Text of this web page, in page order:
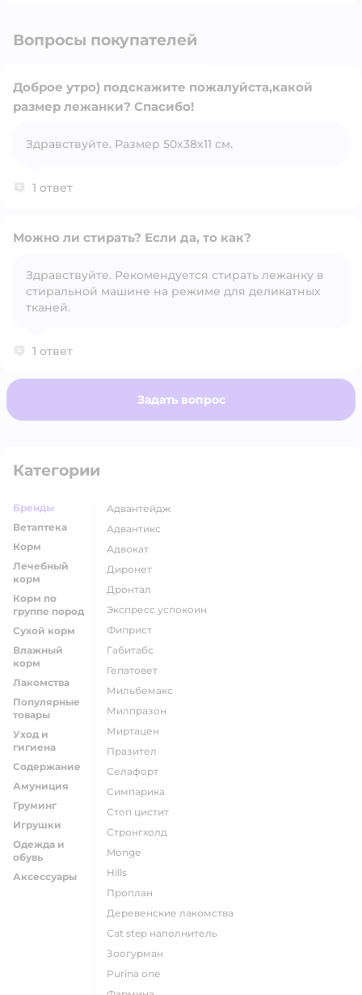
Вопросы покупателей
Открыть вопрос
Доброе утро) подскажите пожалуйста,какой
размер лежанки? Спасибо!
Здравствуйте. Размер 50х38х11 см.
1 ответ
Открыть вопрос
Можно ли стирать? Если да, то как?
Здравствуйте. Рекомендуется стирать лежанку в
стиральной машине на режиме для деликатных
тканей.
1 ответ
Задать вопрос
Категории
Бренды
Ветаптека
Корм
Лечебный
корм
Корм по
группе пород
Сухой корм
Влажный
корм
Лакомства
Популярные
товары
Уход и
гигиена
Содержание
Амуниция
Груминг
Игрушки
Одежда и
обувь
Аксессуары
адвантейдж
адвантикс
адвокат
диронет
дронтал
экспресс успокоин
фиприст
габитабс
гепатовет
мильбемакс
милпразон
миртацен
празител
селафорт
симпарика
стоп цистит
стронгхолд
monge
hills
проплан
деревенские лакомства
cat step наполнитель
зоогурман
purina one